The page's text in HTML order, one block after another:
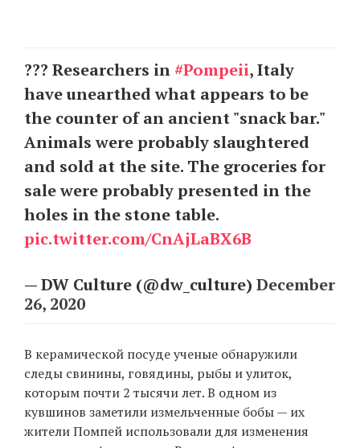
??? Researchers in #Pompeii, Italy
have unearthed what appears to be
the counter of an ancient "snack bar."
Animals were probably slaughtered
and sold at the site. The groceries for
sale were probably presented in the
holes in the stone table.
pic.twitter.com/CnAjLaBX6B
— DW Culture (@dw_culture) December
26, 2020
В керамической посуде ученые обнаружили
следы свинины, говядины, рыбы и улиток,
которым почти 2 тысячи лет. В одном из
кувшинов заметили измельченные бобы — их
жители Помпей использовали для изменения